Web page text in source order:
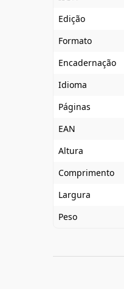
Edição
Formato
Encadernação
Idioma
Páginas
EAN
Altura
Comprimento
Largura
Peso